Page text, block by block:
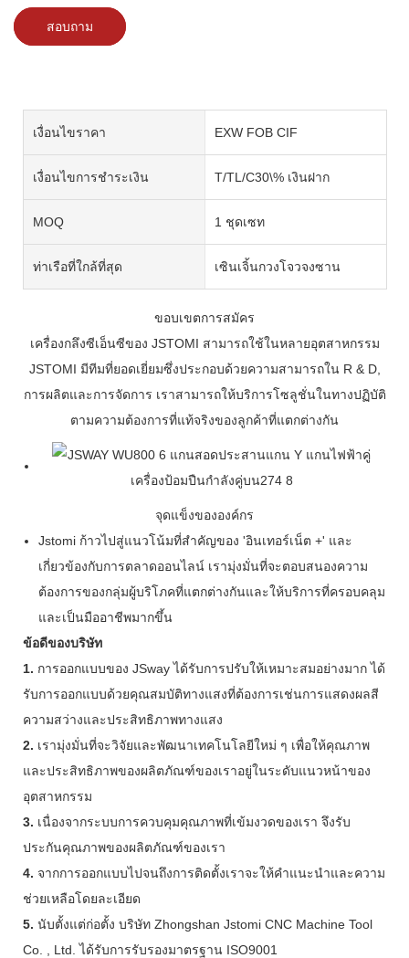
สอบถาม
เงื่อนไขราคา EXW FOB CIF
เงื่อนไขการชำระเงิน T/TL/C30\% เงินฝาก
MOQ 1 ชุดเซท
ท่าเรือที่ใกล้ที่สุด เซินเจิ้นกวงโจวจงซาน
ขอบเขตการสมัคร
เครื่องกลึงซีเอ็นซีของ JSTOMI สามารถใช้ในหลายอุตสาหกรรม
JSTOMI มีทีมที่ยอดเยี่ยมซึ่งประกอบด้วยความสามารถใน R & D,
การผลิตและการจัดการ เราสามารถให้บริการโซลูชั่นในทางปฏิบัติ
ตามความต้องการที่แท้จริงของลูกค้าที่แตกต่างกัน
จุดแข็งขององค์กร
Jstomi ก้าวไปสู่แนวโน้มที่สำคัญของ 'อินเทอร์เน็ต +' และ
เกี่ยวข้องกับการตลาดออนไลน์ เรามุ่งมั่นที่จะตอบสนองความ
ต้องการของกลุ่มผู้บริโภคที่แตกต่างกันและให้บริการที่ครอบคลุม
และเป็นมืออาชีพมากขึ้น
ข้อดีของบริษัท
1. การออกแบบของ JSway ได้รับการปรับให้เหมาะสมอย่างมาก ได้
รับการออกแบบด้วยคุณสมบัติทางแสงที่ต้องการเช่นการแสดงผลสี
ความสว่างและประสิทธิภาพทางแสง
2. เรามุ่งมั่นที่จะวิจัยและพัฒนาเทคโนโลยีใหม่ ๆ เพื่อให้คุณภาพ
และประสิทธิภาพของผลิตภัณฑ์ของเราอยู่ในระดับแนวหน้าของ
อุตสาหกรรม
3. เนื่องจากระบบการควบคุมคุณภาพที่เข้มงวดของเรา จึงรับ
ประกันคุณภาพของผลิตภัณฑ์ของเรา
4. จากการออกแบบไปจนถึงการติดตั้งเราจะให้คำแนะนำและความ
ช่วยเหลือโดยละเอียด
5. นับตั้งแต่ก่อตั้ง บริษัท Zhongshan Jstomi CNC Machine Tool
Co. , Ltd. ได้รับการรับรองมาตรฐาน ISO9001